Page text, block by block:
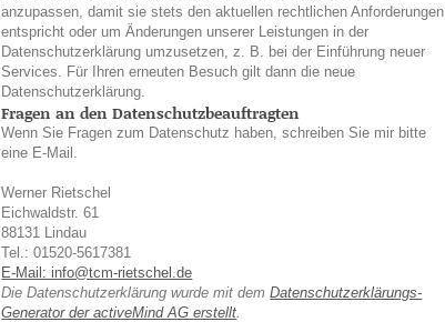
anzupassen, damit sie stets den aktuellen rechtlichen Anforderungen
entspricht oder um Änderungen unserer Leistungen in der
Datenschutzerklärung umzusetzen, z. B. bei der Einführung neuer
Services. Für Ihren erneuten Besuch gilt dann die neue
Datenschutzerklärung.
Fragen an den Datenschutzbeauftragten
Wenn Sie Fragen zum Datenschutz haben, schreiben Sie mir bitte
eine E-Mail.
Werner Rietschel
Eichwaldstr. 61
88131 Lindau
Tel.: 01520-5617381
E-Mail: info@tcm-rietschel.de
Die Datenschutzerklärung wurde mit demDatenschutzerklärungs-
Generator der activeMind AG erstellt